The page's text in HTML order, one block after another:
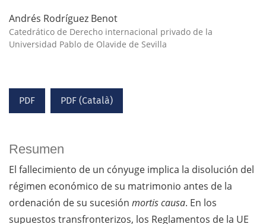
Andrés Rodríguez Benot
Catedrático de Derecho internacional privado de la
Universidad Pablo de Olavide de Sevilla
PDF PDF (Català)
Resumen
El fallecimiento de un cónyuge implica la disolución del
régimen económico de su matrimonio antes de la
ordenación de su sucesión mortis causa. En los
supuestos transfronterizos, los Reglamentos de la UE